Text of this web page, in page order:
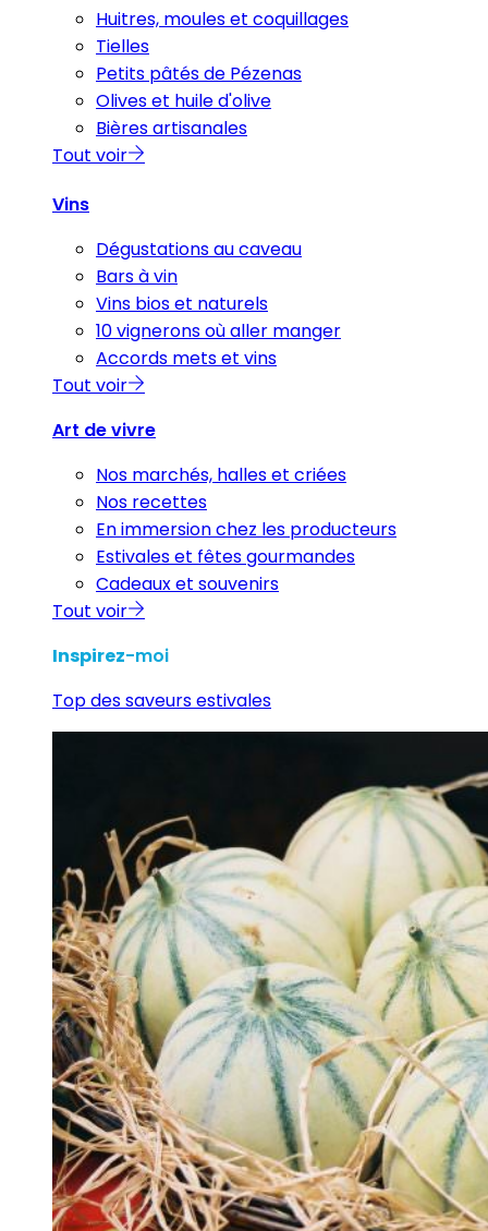
Huitres, moules et coquillages
Tielles
Petits pâtés de Pézenas
Olives et huile d'olive
Bières artisanales
Tout voir
Vins
Dégustations au caveau
Bars à vin
Vins bios et naturels
10 vignerons où aller manger
Accords mets et vins
Tout voir
Art de vivre
Nos marchés, halles et criées
Nos recettes
En immersion chez les producteurs
Estivales et fêtes gourmandes
Cadeaux et souvenirs
Tout voir
Inspirez-moi
Top des saveurs estivales